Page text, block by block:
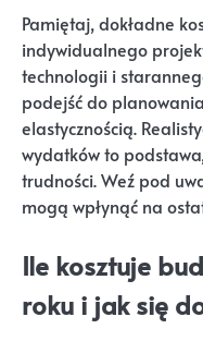
Pamiętaj, dokładne
indywidualnego
technologii i
podejść do
elastycznością.
wydatków to
trudności. Weź pod
mogą wpłynąć na
Ile kosztuje
roku i jak się